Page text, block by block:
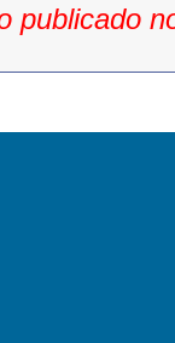
publicado